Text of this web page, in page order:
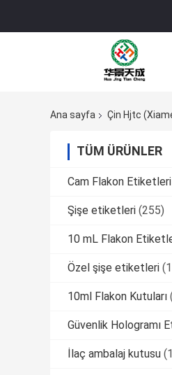
Ana sayfa Çin Hjtc
TÜM ÜRÜNLER
Cam Flakon Etiketleri
Şişe etiketleri (255)
10 mL Flakon
Özel şişe etiketleri
10ml Flakon Kutuları
Güvenlik Hologramı
İlaç ambalaj kutusu